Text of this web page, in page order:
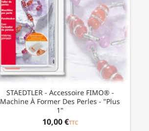
STAEDTLER - Accessoire FIMO® -
Machine À Former Des Perles - "Plus
1"
10,00 €TTC